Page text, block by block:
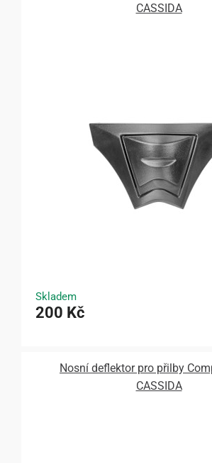
CASSIDA
Skladem
200 Kč
Nosní deflektor pro přilby
CASSIDA